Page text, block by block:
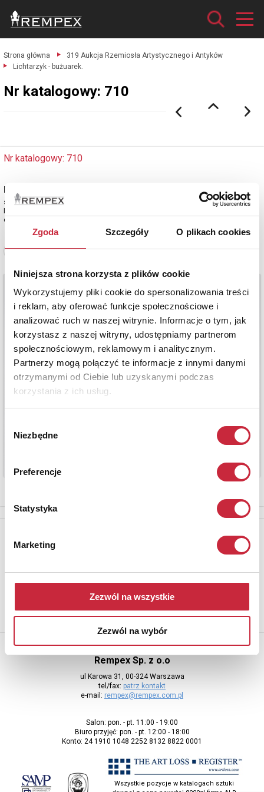
Zgoda Szczegóły O plikach cookies
Niniejsza strona korzysta z plików cookie
Wykorzystujemy pliki cookie do spersonalizowania treści
i reklam, aby oferować funkcje społecznościowe i
analizować ruch w naszej witrynie. Informacje o tym, jak
korzystasz z naszej witryny, udostępniamy partnerom
społecznościowym, reklamowym i analitycznym.
Partnerzy mogą połączyć te informacje z innymi danymi
otrzymanymi od Ciebie lub uzyskanymi podczas
korzystania z ich usług.
zgody
Niezbędne
Preferencje
Statystyka
Marketing
Zezwól na wszystkie
Zezwól na wybór
Strona główna
319 Aukcja Rzemiosła Artystycznego i Antyków
Lichtarzyk - bużuarek.
Nr katalogowy: 710
Nr katalogowy: 710
Lichtarzyk - bużuarek
srebro kute cechowane; wys. 11,5 cm, średnica 16,5 cm; waga 282 g.
Niemcy?, po połowie XIX w.
estymacja: 1 700 - 2 000 zł
Zobacz pełne informacje
Aby otrzymywać informacje o nowych aukcjach, prosimy podać
Rempex Sp. z o.o
ul Karowa 31, 00-324 Warszawa
tel/fax: patrz kontakt
e-mail: rempex@rempex.com.pl
Salon: pon. - pt. 11:00 - 19:00
Biuro przyjęć: pon. - pt. 12:00 - 18:00
Konto: 24 1910 1048 2252 8132 8822 0001
Wszystkie pozycje w katalogach sztuki